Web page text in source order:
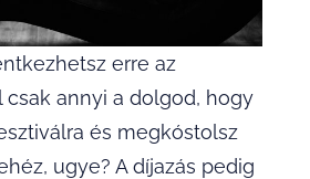
erre az
annyi a dolgod, hogy
és megkóstolsz
ugye? A díjazás pedig